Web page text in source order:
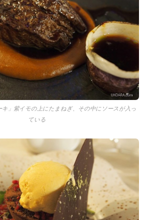
キ」紫イモの上にたまねぎ、その中にソースが入っ
ている